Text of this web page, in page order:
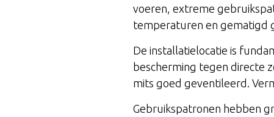
voeren, extreme
temperaturen en gematigd
De installatielocatie is
bescherming tegen directe
mits goed geventileerd.
Gebruikspatronen hebben